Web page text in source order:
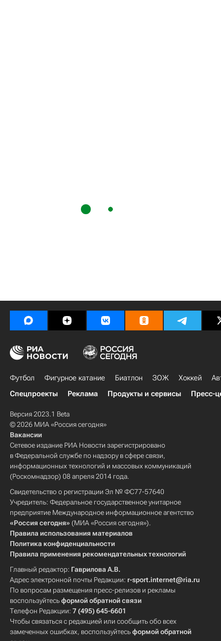
Футбол Фигурное катание Биатлон ЗОЖ Хоккей
Спецпроекты
Реклама Продукты и сервисы Пресс-
Версия 2023.1 Beta
© 2026 МИА «Россия сегодня»
Вакансии
Сетевое издание РИА Новости зарегистрировано
в Федеральной службе по надзору в сфере связи,
информационных технологий и массовых коммуникаций
(Роскомнадзор) 08 апреля 2014 года.
Свидетельство о регистрации Эл № ФС77-57640
Учредитель: Федеральное государственное унитарное
предприятие Международное информационное агентство
«Россия сегодня» (МИА «Россия сегодня»).
Правила использования материалов
Политика конфиденциальности
Правила применения рекомендательных технологий
Главный редактор: Гаврилова А.В.
Адрес электронной почты Редакции: r-sport.internet@ria.ru
По вопросам размещения пресс-релизов и рекламы
воспользуйтесьформой обратной связи
Телефон Редакции: 7 (495) 645-6601
Чтобы связаться с редакцией или сообщить обо всех
замеченных ошибках, воспользуйтесьформой обратной